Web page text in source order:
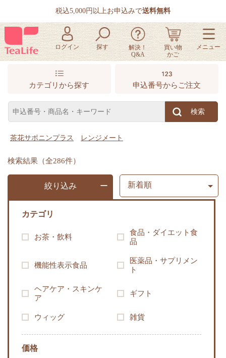
税込5,000円以上お申込みで送料無料
カテゴリから探す 申込番号からご注文
検索結果 （全286件）
絞り込み
カテゴリ
お茶・飲料
食品・ダイエット食
品
機能性表示食品
医薬品・サプリメン
ト
ヘアケア・スキンケ
ア
ギフト
ウィッグ 雑貨
価格